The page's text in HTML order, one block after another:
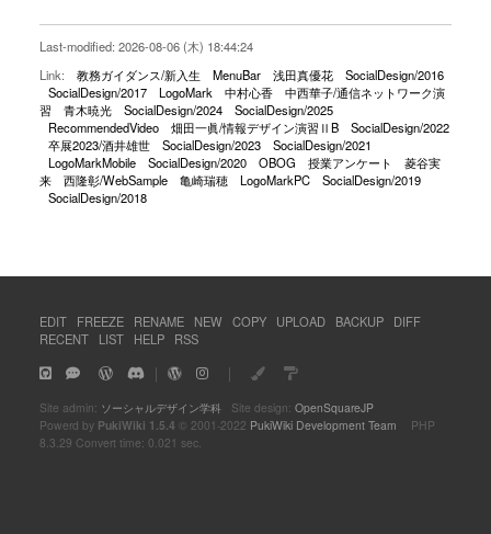
Last-modified: 2026-08-06 (木) 18:44:24
Link:
教務ガイダンス/新入生 MenuBar 浅田真優花
SocialDesign/2016
SocialDesign/2017
LogoMark 中村心香
中西華子/通信ネットワーク演
習
青木暁光 SocialDesign/2024
SocialDesign/2025
RecommendedVideo
畑田一眞/情報デザイン演習ⅡB
SocialDesign/2022
卒展2023/酒井雄世
SocialDesign/2023
SocialDesign/2021
LogoMarkMobile
SocialDesign/2020 OBOG 授業アンケート
菱谷実
来
西隆彰/WebSample 亀崎瑞穂 LogoMarkPC
SocialDesign/2019
SocialDesign/2018
EDIT FREEZE RENAME NEW COPY UPLOAD BACKUP
DIFF
RECENT
LIST HELP RSS
｜ ｜
Site admin: ソーシャルデザイン学科Site design: OpenSquareJP
Powerd by PukiWiki 1.5.4 © 2001-2022 PukiWiki Development Team PHP
8.3.29 Convert time: 0.021 sec.